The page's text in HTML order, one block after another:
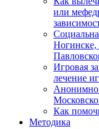
или
Ногинске,
Игровая
лечение
Как
Методика